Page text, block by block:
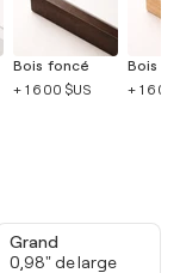
Bois foncé
+ 1 600 $US
Bois
+ 1 600
Grand
0,98" de large